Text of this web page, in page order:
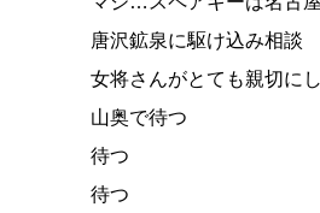
唐沢鉱泉に駆け込み相談
女将さんがとても親切に
山奥で待つ
待つ
待つ